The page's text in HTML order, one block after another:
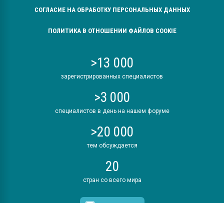
СОГЛАСИЕ НА ОБРАБОТКУ ПЕРСОНАЛЬНЫХ ДАННЫХ
ПОЛИТИКА В ОТНОШЕНИИ ФАЙЛОВ COOKIE
>13 000
зарегистрированных специалистов
>3 000
специалистов в день на нашем форуме
>20 000
тем обсуждается
20
стран со всего мира